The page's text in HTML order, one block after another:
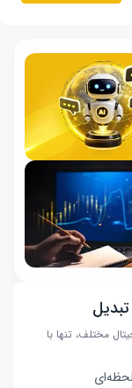
و فروش بیش از ۶۵۰ ارز دیجیتال مختلف، تنها با